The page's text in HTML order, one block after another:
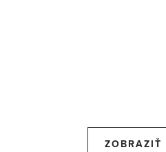
ZOBRAZIŤ